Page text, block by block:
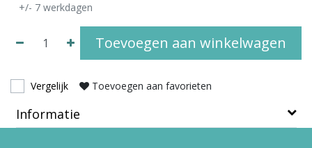
+/- 7 werkdagen
Toevoegen aan winkelwagen
Vergelijk Toevoegen aan favorieten
Informatie